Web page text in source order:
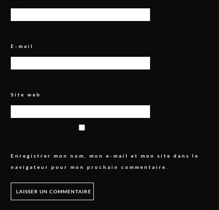
E-mail *
Site web
Enregistrer mon nom, mon e-mail et mon site dans le
navigateur pour mon prochain commentaire.